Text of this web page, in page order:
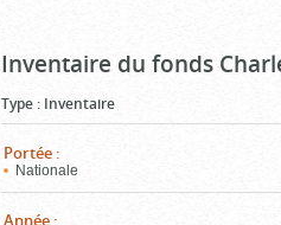
Inventaire du fonds
Type : Inventaire
Portée :
Nationale